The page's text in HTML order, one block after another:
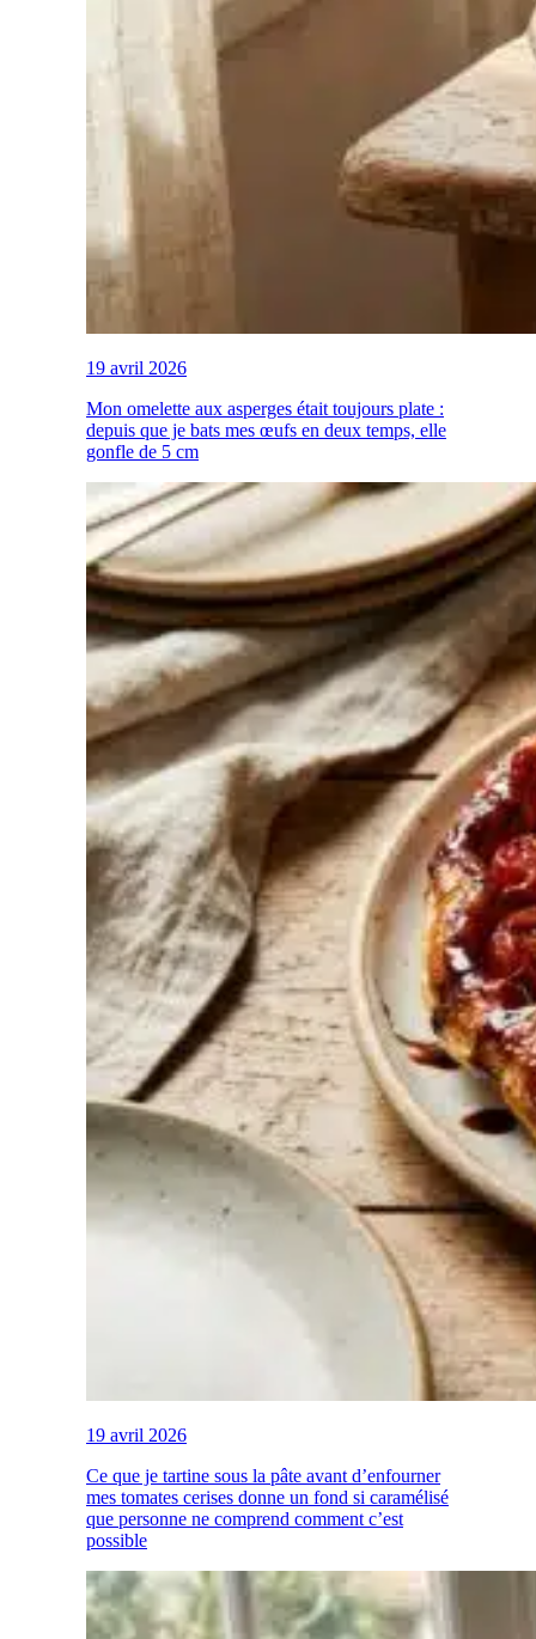
19 avril 2026
Mon omelette aux asperges était toujours plate :
depuis que je bats mes œufs en deux temps, elle
gonfle de 5 cm
19 avril 2026
Ce que je tartine sous la pâte avant d’enfourner
mes tomates cerises donne un fond si caramélisé
que personne ne comprend comment c’est
possible